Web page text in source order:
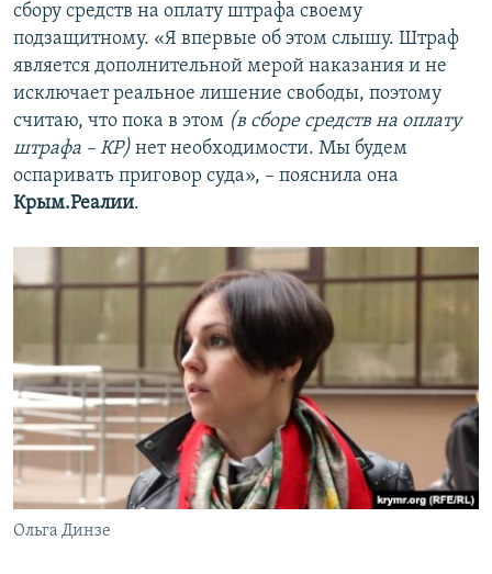
сбору средств на оплату штрафа своему
подзащитному. «Я впервые об этом слышу. Штраф
является дополнительной мерой наказания и не
исключает реальное лишение свободы, поэтому
считаю, что пока в этом (в сборе средств на оплату
штрафа – КР) нет необходимости. Мы будем
оспаривать приговор суда», – пояснила она
Крым.Реалии.
Ольга Динзе